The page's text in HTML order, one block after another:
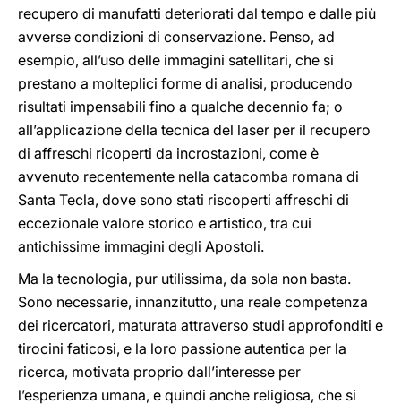
recupero di manufatti deteriorati dal tempo e dalle più
avverse condizioni di conservazione. Penso, ad
esempio, all’uso delle immagini satellitari, che si
prestano a molteplici forme di analisi, producendo
risultati impensabili fino a qualche decennio fa; o
all’applicazione della tecnica del laser per il recupero
di affreschi ricoperti da incrostazioni, come è
avvenuto recentemente nella catacomba romana di
Santa Tecla, dove sono stati riscoperti affreschi di
eccezionale valore storico e artistico, tra cui
antichissime immagini degli Apostoli.
Ma la tecnologia, pur utilissima, da sola non basta.
Sono necessarie, innanzitutto, una reale competenza
dei ricercatori, maturata attraverso studi approfonditi e
tirocini faticosi, e la loro passione autentica per la
ricerca, motivata proprio dall’interesse per
l’esperienza umana, e quindi anche religiosa, che si